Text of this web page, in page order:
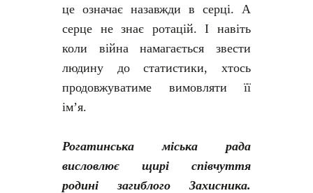
це означає назавжди в серці. А
серце не знає ротацій. І навіть
коли війна намагається звести
людину до статистики, хтось
продовжуватиме вимовляти її
ім’я.
Рогатинська міська рада
висловлює щирі співчуття
родині загиблого Захисника.